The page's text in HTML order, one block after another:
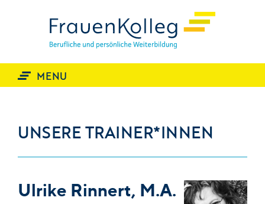
THEMEN
TRAINING
Coaching & Supervision
MENU
UNSERE TRAINER*INNEN
Ulrike Rinnert, M.A.